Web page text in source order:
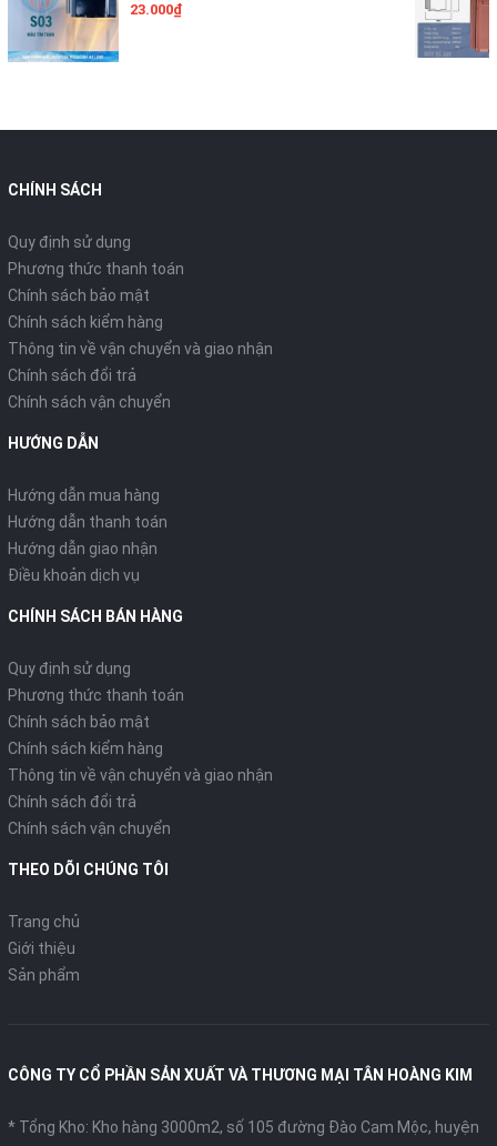
23.000₫
CHÍNH SÁCH
Quy định sử dụng
Phương thức thanh toán
Chính sách bảo mật
Chính sách kiểm hàng
Thông tin về vận chuyển và giao nhận
Chính sách đổi trả
Chính sách vận chuyển
HƯỚNG DẪN
Hướng dẫn mua hàng
Hướng dẫn thanh toán
Hướng dẫn giao nhận
Điều khoản dịch vụ
CHÍNH SÁCH BÁN HÀNG
Quy định sử dụng
Phương thức thanh toán
Chính sách bảo mật
Chính sách kiểm hàng
Thông tin về vận chuyển và giao nhận
Chính sách đổi trả
Chính sách vận chuyển
THEO DÕI CHÚNG TÔI
Trang chủ
Giới thiệu
Sản phẩm
CÔNG TY CỔ PHẦN SẢN XUẤT VÀ THƯƠNG MẠI TÂN HOÀNG KIM
* Tổng Kho: Kho hàng 3000m2, số 105 đường Đào Cam Mộc, huyện